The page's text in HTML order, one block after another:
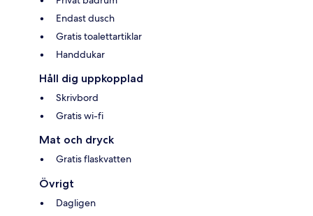
Endast dusch
Gratis toalettartiklar
Handdukar
Håll dig uppkopplad
Skrivbord
Gratis wi-fi
Mat och dryck
Gratis flaskvatten
Övrigt
Dagligen